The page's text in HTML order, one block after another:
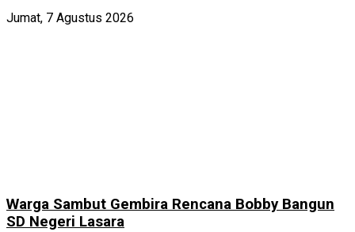
Jumat, 7 Agustus 2026
Warga Sambut Gembira Rencana Bobby Bangun
SD Negeri Lasara